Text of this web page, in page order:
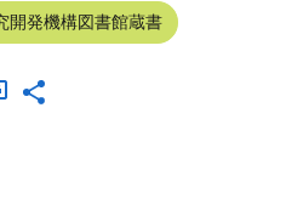
開発機構図書館蔵書